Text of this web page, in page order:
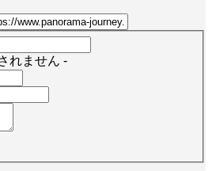
れません -